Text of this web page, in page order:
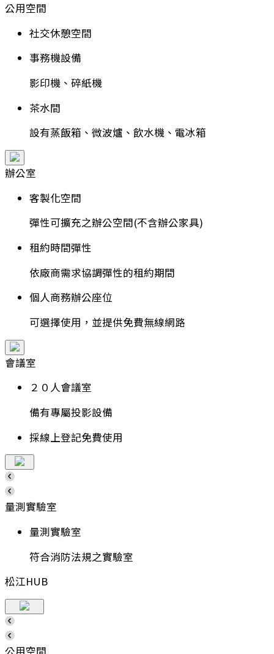
公用空間
社交休憩空間
事務機設備
影印機、碎紙機
茶水間
設有蒸飯箱、微波爐、飲水機、電冰箱
辦公室
客製化空間
彈性可擴充之辦公空間(不含辦公家具)
租約時間彈性
依廠商需求協調彈性的租約期間
個人商務辦公座位
可選擇使用，並提供免費無線網路
會議室
２０人會議室
備有專屬投影設備
採線上登記免費使用
量測實驗室
量測實驗室
符合消防法規之實驗室
松江HUB
公用空間